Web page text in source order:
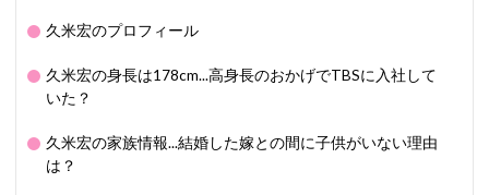
久米宏のプロフィール
久米宏の身長は178cm...高身長のおかげでTBSに入社して
いた？
久米宏の家族情報...結婚した嫁との間に子供がいない理由
は？